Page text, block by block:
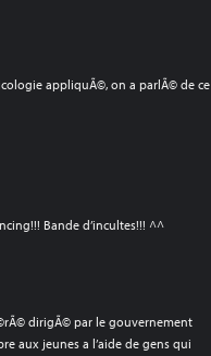
appliquÃ©, on a parlÃ© de ce
Bande d’incultes!!! ^^
dirigÃ© par le gouvernement
aux jeunes a l’aide de gens qui